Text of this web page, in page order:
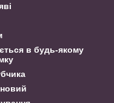
в будь-якому